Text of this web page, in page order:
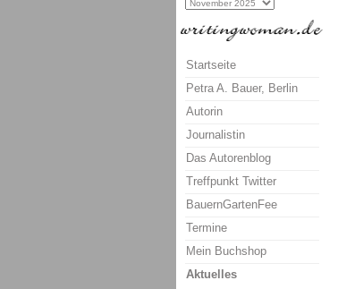
Startseite
Petra A. Bauer, Berlin
Autorin
Journalistin
Das Autorenblog
Treffpunkt Twitter
BauernGartenFee
Termine
Mein Buchshop
Aktuelles